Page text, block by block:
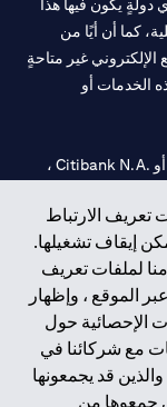
تعريف الارتباط
إيقاف تشغيلها.
لملفات تعريف
الموقع ، وإظهار
الإحصائية حول
مع شركائنا في
قد يجمعونها
جمعوها من
يكون فيها هذا
كما أن أيًا من
الإلكتروني غير متاحةٍ
الخدمات أو
سيتي بنك هي علامة خدمة لشركة Citigroup Inc. أو .Citibank N.A ،
المركزي تحت
أرقام التراخيص 202563 لفرع الوصل في دبي، 531989 لفرع مول
311 04.
مرخص من مصرف
الأوراق المالية